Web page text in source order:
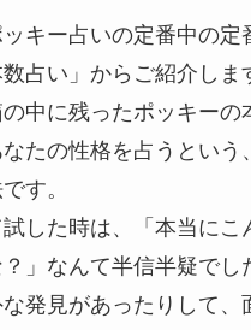
キー占いの定番中の定
占い」からご紹介しま
中に残ったポッキーの
たの性格を占うという
す。
した時は、「本当にこ
」なんて半信半疑でし
発見があったりして、